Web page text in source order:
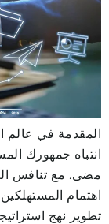
المقدمة في عالم
انتباه جمهورك
مضى. مع تنافس
اهتمام
تطوير نهج